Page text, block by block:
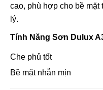
cao, phù hợp cho bề
lý.
Tính Năng Sơn Dulux
Che phủ tốt
Bề mặt nhẵn mịn